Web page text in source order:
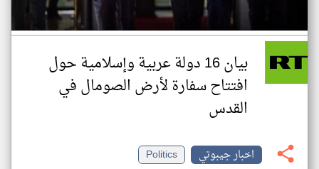
بيان 16 دولة عربية وإسلامية حول
افتتاح سفارة لأرض الصومال في
القدس
اخبار جيبوتي
Politics